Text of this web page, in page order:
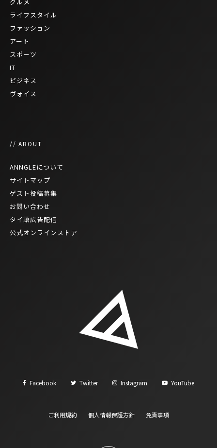
ライフスタイル
ファッション
アート
スポーツ
IT
ビジネス
ヴォイス
// ABOUT
ANNGLEについて
サイトマップ
ゲスト投稿募集
お問い合わせ
タイ語広告配信
公式オンラインストア
Facebook Twitter Instagram YouTube
ご利用規約 個人情報保護方針 免責事項